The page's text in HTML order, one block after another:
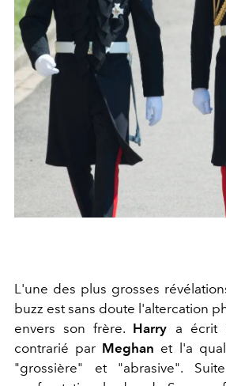
L'une des plus grosses
buzz est sans doute l'altercation
envers son frère. Harry a écrit
contrarié par Meghan et l'a
"grossière" et "abrasive".